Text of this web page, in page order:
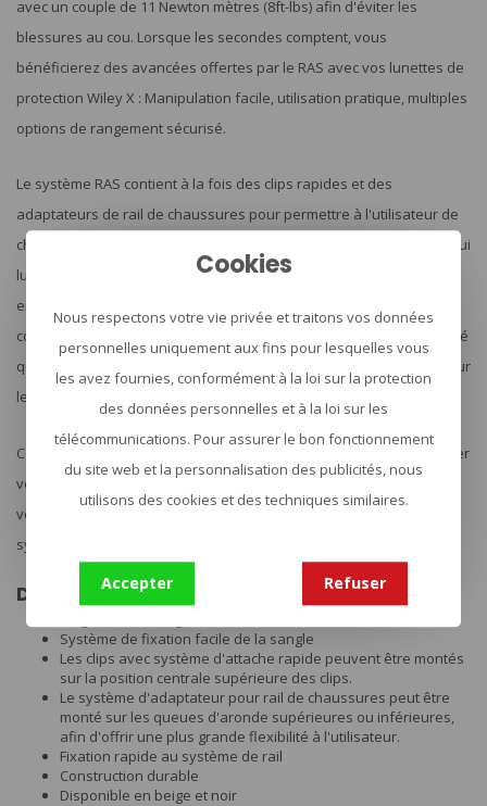
avec un couple de 11 Newton mètres (8ft-lbs) afin d'éviter les
blessures au cou. Lorsque les secondes comptent, vous
bénéficierez des avancées offertes par le RAS avec vos lunettes de
protection Wiley X : Manipulation facile, utilisation pratique, multiples
options de rangement sécurisé.
Le système RAS contient à la fois des clips rapides et des
adaptateurs de rail de chaussures pour permettre à l'utilisateur de
choisir le système qui convient le mieux à la tâche ou à la mission qui
lui est confiée. Le fait que le kit RAS de Wiley X contienne les deux
ensembles d'adaptateurs permet également à l'utilisateur de
combiner plusieurs systèmes sur le casque en raison de la flexibilité
qui permet d'assurer les meilleures performances et exigences pour
les tâches.
Ce système de fixation WX Rail est spécialement conçu pour adapter
vos lunettes Wiley X à votre casque tactique équipé de rails ARC. Si
vous avez un casque Team Wendy EXFIL®, veuillez choisir le
système de sangle WX RAS qui convient à cet ajustement.
Détails :
Système de fixation facile de la sangle
Les clips avec système d'attache rapide peuvent être montés
sur la position centrale supérieure des clips.
Le système d'adaptateur pour rail de chaussures peut être
monté sur les queues d'aronde supérieures ou inférieures,
afin d'offrir une plus grande flexibilité à l'utilisateur.
Fixation rapide au système de rail
Construction durable
Disponible en beige et noir
Cookies
Nous respectons votre vie privée et traitons vos données
personnelles uniquement aux fins pour lesquelles vous
les avez fournies, conformément à la loi sur la protection
des données personnelles et à la loi sur les
télécommunications. Pour assurer le bon fonctionnement
du site web et la personnalisation des publicités, nous
utilisons des cookies et des techniques similaires.
Accepter Refuser